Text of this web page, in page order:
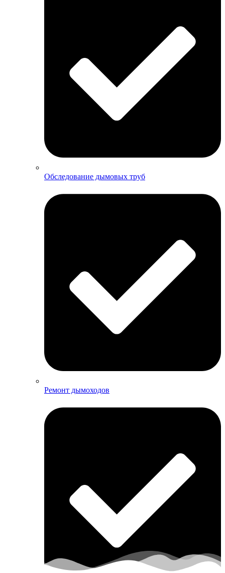
Обследование дымовых труб
Ремонт дымоходов